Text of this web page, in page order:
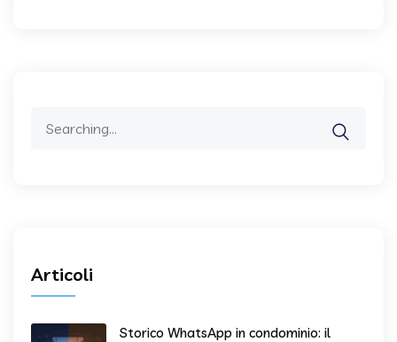
Articoli
Storico WhatsApp in condominio: il